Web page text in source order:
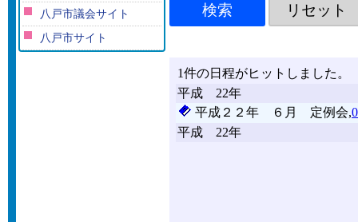
八戸市議会サイト
八戸市サイト